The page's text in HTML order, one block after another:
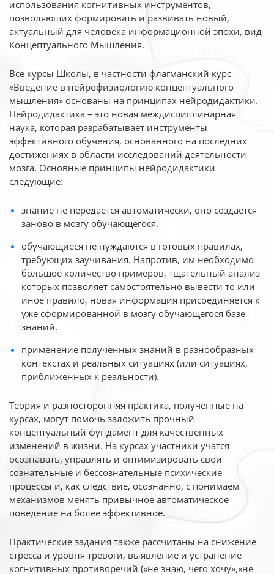
использования когнитивных инструментов,
позволяющих формировать и развивать новый,
актуальный для человека информационной эпохи, вид
Концептуального Мышления.
Все курсы Школы, в частности флагманский курс
«Введение в нейрофизиологию концептуального
мышления» основаны на принципах нейродидактики.
Нейродидактика – это новая междисциплинарная
наука, которая разрабатывает инструменты
эффективного обучения, основанного на последних
достижениях в области исследований деятельности
мозга. Основные принципы нейродидактики
следующие:
знание не передается автоматически, оно создается
заново в мозгу обучающегося.
обучающиеся не нуждаются в готовых правилах,
требующих заучивания. Напротив, им необходимо
большое количество примеров, тщательный анализ
которых позволяет самостоятельно вывести то или
иное правило, новая информация присоединяется к
уже сформированной в мозгу обучающегося базе
знаний.
применение полученных знаний в разнообразных
контекстах и реальных ситуациях (или ситуациях,
приближенных к реальности).
Теория и разносторонняя практика, полученные на
курсах, могут помочь заложить прочный
концептуальный фундамент для качественных
изменений в жизни. На курсах участники учатся
осознавать, управлять и оптимизировать свои
сознательные и бессознательные психические
процессы и, как следствие, осознанно, с понимаем
механизмов менять привычное автоматическое
поведение на более эффективное.
Практические задания также рассчитаны на снижение
стресса и уровня тревоги, выявление и устранение
когнитивных противоречий («не знаю, чего хочу»,«не